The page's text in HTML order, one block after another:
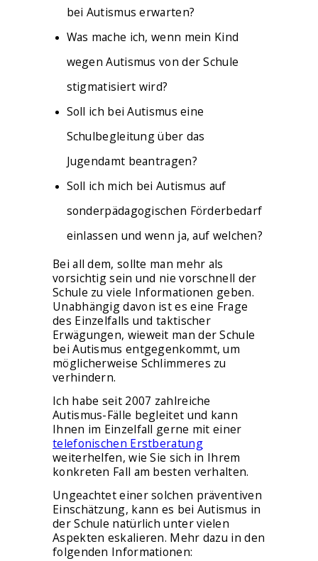
bei Autismus erwarten?
Was mache ich, wenn mein Kind
wegen Autismus von der Schule
stigmatisiert wird?
Soll ich bei Autismus eine
Schulbegleitung über das
Jugendamt beantragen?
Soll ich mich bei Autismus auf
sonderpädagogischen Förderbedarf
einlassen und wenn ja, auf welchen?
Bei all dem, sollte man mehr als
vorsichtig sein und nie vorschnell der
Schule zu viele Informationen geben.
Unabhängig davon ist es eine Frage
des Einzelfalls und taktischer
Erwägungen, wieweit man der Schule
bei Autismus entgegenkommt, um
möglicherweise Schlimmeres zu
verhindern.
Ich habe seit 2007 zahlreiche
Autismus-Fälle begleitet und kann
Ihnen im Einzelfall gerne mit einer
telefonischen Erstberatung
weiterhelfen, wie Sie sich in Ihrem
konkreten Fall am besten verhalten.
Ungeachtet einer solchen präventiven
Einschätzung, kann es bei Autismus in
der Schule natürlich unter vielen
Aspekten eskalieren. Mehr dazu in den
folgenden Informationen: